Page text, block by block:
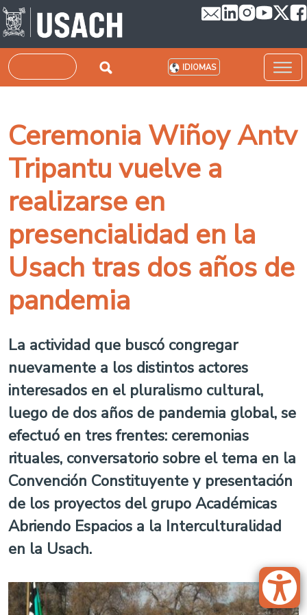
Pasar al contenido principal
Buscar IDIOMAS
Ceremonia Wiñoy Antv
Tripantu vuelve a
realizarse en
presencialidad en la
Usach tras dos años de
pandemia
La actividad que buscó congregar
nuevamente a los distintos actores
interesados en el pluralismo cultural,
luego de dos años de pandemia global, se
efectuó en tres frentes: ceremonias
rituales, conversatorio sobre el tema en la
Convención Constituyente y presentación
de los proyectos del grupo Académicas
Abriendo Espacios a la Interculturalidad
en la Usach.